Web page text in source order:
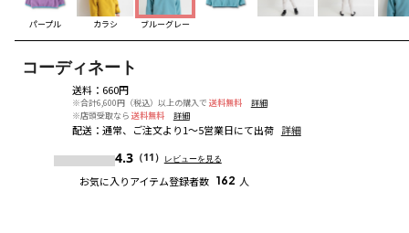
パープル カラシ ブルーグレー
コーディネート
送料： 660円
※合計6,600円（税込）以上の購入で 送料無料
詳細
※店頭受取なら 送料無料 詳細
配送： 通常、ご注文より1～5営業日にて出荷 詳細
4.3（11） レビューを見る
お気に入りアイテム登録者数 162 人